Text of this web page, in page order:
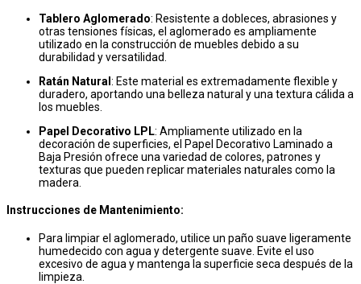
Tablero Aglomerado: Resistente a dobleces, abrasiones y
otras tensiones físicas, el aglomerado es ampliamente
utilizado en la construcción de muebles debido a su
durabilidad y versatilidad.
Ratán Natural : Este material es extremadamente flexible y
duradero, aportando una belleza natural y una textura cálida a
los muebles.
Papel Decorativo LPL: Ampliamente utilizado en la
decoración de superficies, el Papel Decorativo Laminado a
Baja Presión ofrece una variedad de colores, patrones y
texturas que pueden replicar materiales naturales como la
madera.
Instrucciones de Mantenimiento:
Para limpiar el aglomerado, utilice un paño suave ligeramente
humedecido con agua y detergente suave. Evite el uso
excesivo de agua y mantenga la superficie seca después de la
limpieza.